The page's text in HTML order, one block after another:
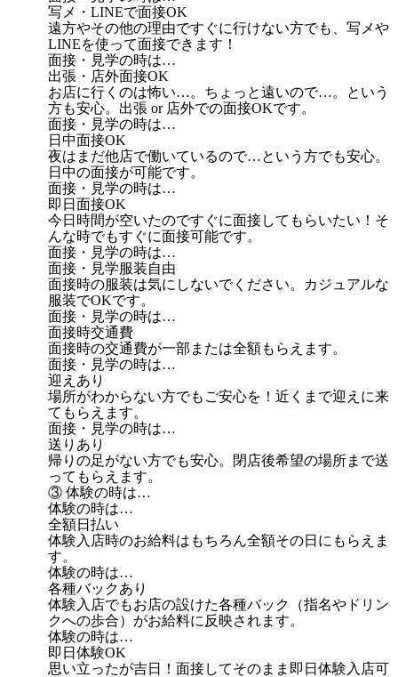
写メ・LINEで面接OK
遠方やその他の理由ですぐに行けない方でも、写メや
LINEを使って面接できます！
面接・見学の時は…
出張・店外面接OK
お店に行くのは怖い…。ちょっと遠いので…。という
方も安心。出張 or 店外での面接OKです。
面接・見学の時は…
日中面接OK
夜はまだ他店で働いているので…という方でも安心。
日中の面接が可能です。
面接・見学の時は…
即日面接OK
今日時間が空いたのですぐに面接してもらいたい！そ
んな時でもすぐに面接可能です。
面接・見学の時は…
面接・見学服装自由
面接時の服装は気にしないでください。カジュアルな
服装でOKです。
面接・見学の時は…
面接時交通費
面接時の交通費が一部または全額もらえます。
面接・見学の時は…
迎えあり
場所がわからない方でもご安心を！近くまで迎えに来
てもらえます。
面接・見学の時は…
送りあり
帰りの足がない方でも安心。閉店後希望の場所まで送
ってもらえます。
③ 体験の時は…
体験の時は…
全額日払い
体験入店時のお給料はもちろん全額その日にもらえま
す。
体験の時は…
各種バックあり
体験入店でもお店の設けた各種バック（指名やドリン
クへの歩合）がお給料に反映されます。
体験の時は…
即日体験OK
思い立ったが吉日！面接してそのまま即日体験入店可